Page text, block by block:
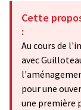
Cette
:
Au cours de
avec
pour une
une première